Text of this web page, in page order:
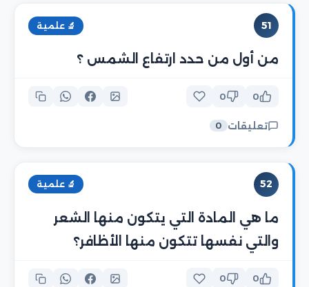
51 🔬 علمية
من أول من حدد ارتفاع الشمس ؟
0
0
تعليقات 0
52 🔬 علمية
ما هي المادة التي يتكون منها الشعر
والتي نفسها تتكون منها الأظافر؟
0
0